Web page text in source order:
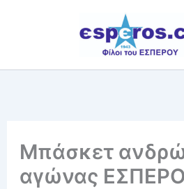
Μπάσκετ
αγώνας